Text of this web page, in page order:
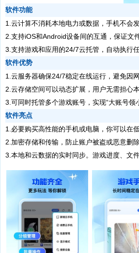
软件功能
1.云计算不消耗本地电力或数据，手机不会
2.支持iOS和Android设备间的互通，保证文
3.支持游戏和应用的24/7云托管，自动执行
软件优势
1.云服务器确保24/7稳定在线运行，避免因
2.云存储空间可以动态扩展，用户无需担心
3.可同时托管多个游戏账号，实现“大账号领
软件亮点
1.必要购买高性能的手机或电脑，你可以在
2.加密存储和传输，防止账户被盗或恶意删
3.本地和云数据的实时同步。游戏进度、文